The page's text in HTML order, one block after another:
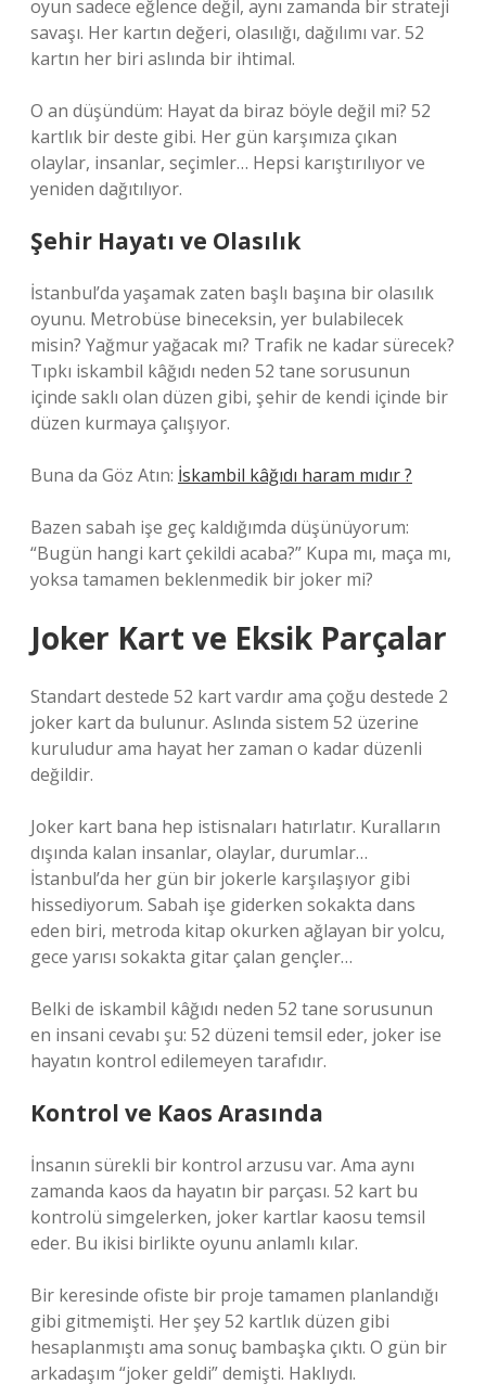
oyun sadece eğlence değil, aynı zamanda bir strateji
savaşı. Her kartın değeri, olasılığı, dağılımı var. 52
kartın her biri aslında bir ihtimal.
O an düşündüm: Hayat da biraz böyle değil mi? 52
kartlık bir deste gibi. Her gün karşımıza çıkan
olaylar, insanlar, seçimler… Hepsi karıştırılıyor ve
yeniden dağıtılıyor.
Şehir Hayatı ve Olasılık
İstanbul’da yaşamak zaten başlı başına bir olasılık
oyunu. Metrobüse bineceksin, yer bulabilecek
misin? Yağmur yağacak mı? Trafik ne kadar sürecek?
Tıpkı iskambil kâğıdı neden 52 tane sorusunun
içinde saklı olan düzen gibi, şehir de kendi içinde bir
düzen kurmaya çalışıyor.
Buna da Göz Atın: İskambil kâğıdı haram mıdır ?
Bazen sabah işe geç kaldığımda düşünüyorum:
“Bugün hangi kart çekildi acaba?” Kupa mı, maça mı,
yoksa tamamen beklenmedik bir joker mi?
Joker Kart ve Eksik Parçalar
Standart destede 52 kart vardır ama çoğu destede 2
joker kart da bulunur. Aslında sistem 52 üzerine
kuruludur ama hayat her zaman o kadar düzenli
değildir.
Joker kart bana hep istisnaları hatırlatır. Kuralların
dışında kalan insanlar, olaylar, durumlar…
İstanbul’da her gün bir jokerle karşılaşıyor gibi
hissediyorum. Sabah işe giderken sokakta dans
eden biri, metroda kitap okurken ağlayan bir yolcu,
gece yarısı sokakta gitar çalan gençler…
Belki de iskambil kâğıdı neden 52 tane sorusunun
en insani cevabı şu: 52 düzeni temsil eder, joker ise
hayatın kontrol edilemeyen tarafıdır.
Kontrol ve Kaos Arasında
İnsanın sürekli bir kontrol arzusu var. Ama aynı
zamanda kaos da hayatın bir parçası. 52 kart bu
kontrolü simgelerken, joker kartlar kaosu temsil
eder. Bu ikisi birlikte oyunu anlamlı kılar.
Bir keresinde ofiste bir proje tamamen planlandığı
gibi gitmemişti. Her şey 52 kartlık düzen gibi
hesaplanmıştı ama sonuç bambaşka çıktı. O gün bir
arkadaşım “joker geldi” demişti. Haklıydı.